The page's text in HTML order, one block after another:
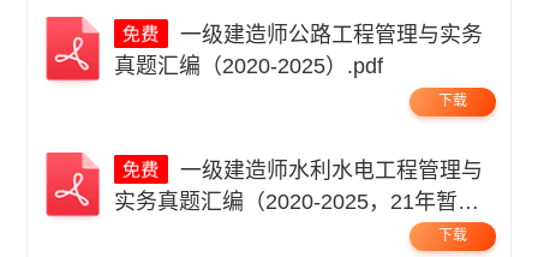
一级建造师公路工程管理与实务
真题汇编（2020-2025）.pdf
下载
一级建造师水利水电工程管理与
实务真题汇编（2020-2025，21年暂
下载